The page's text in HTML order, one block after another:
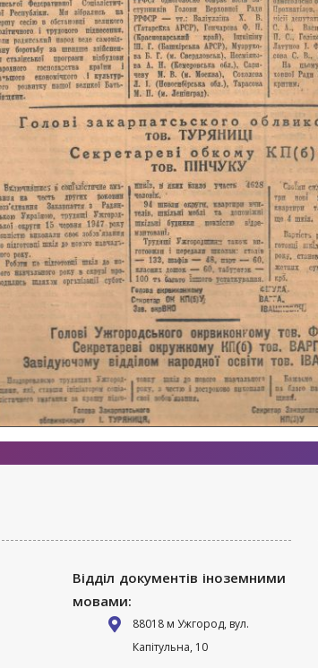
Відділ документів іноземними
мовами:
88018 м Ужгород, вул.
Капітульна, 10